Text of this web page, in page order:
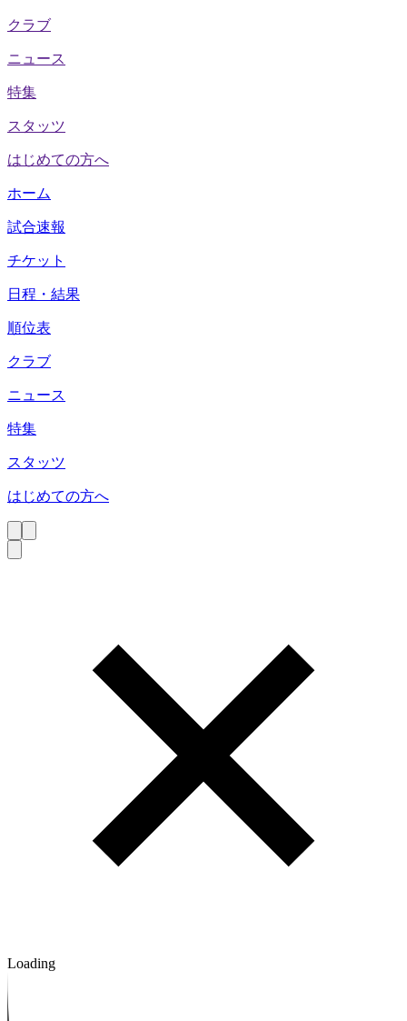
クラブ
ニュース
特集
スタッツ
はじめての方へ
ホーム
試合速報
チケット
日程・結果
順位表
クラブ
ニュース
特集
スタッツ
はじめての方へ
Loading